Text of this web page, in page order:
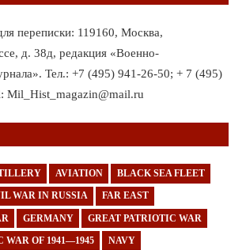
переписки: 119160, Москва,
д. 38д, редакция «Военно-
Тел.: +7 (495) 941-26-50; + 7 (495)
Mil_Hist_magazin@mail.ru
AVIATION BLACK SEA FLEET
WAR IN RUSSIA FAR EAST
GERMANY GREAT PATRIOTIC WAR
WAR OF 1941—1945 NAVY